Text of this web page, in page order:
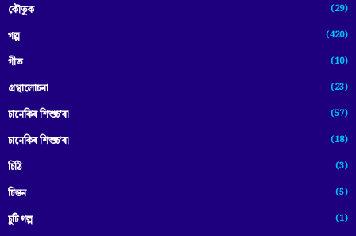
কৌতুক (29)
গল্প (420)
গীত (10)
গ্ৰন্থালোচনা (23)
চানেকিৰ শিশুচ'ৰা (57)
চানেকিৰ শিশুচ’ৰা (18)
চিঠি (3)
চিন্তন (5)
চুটি গল্প (1)